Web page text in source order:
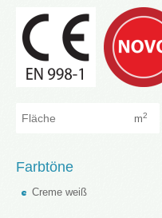
m2
Farbtöne
Creme weiß